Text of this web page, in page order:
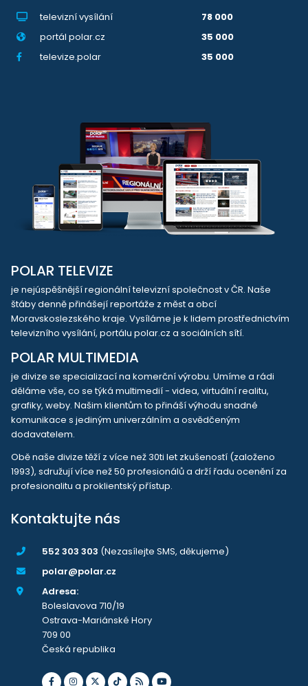
televizní vysílání
78 000
portál polar.cz
35 000
televize.polar
35 000
POLAR TELEVIZE
je nejúspěšnější regionální televizní společnost v ČR. Naše
štáby denně přinášejí reportáže z měst a obcí
Moravskoslezského kraje. Vysíláme je k lidem prostřednictvím
televizního vysílání, portálu polar.cz a sociálních sítí.
POLAR MULTIMEDIA
je divize se specializací na komerční výrobu. Umíme a rádi
děláme vše, co se týká multimedií - videa, virtuální realitu,
grafiky, weby. Našim klientům to přináší výhodu snadné
komunikace s jediným univerzálním a osvědčeným
dodavatelem.
Obě naše divize těží z více než 30ti let zkušeností (založeno
1993), sdružují více než 50 profesionálů a drží řadu ocenění za
profesionalitu a proklientský přístup.
Kontaktujte nás
552 303 303 (Nezasílejte SMS, děkujeme)
polar@polar.cz
Adresa:
Boleslavova 710/19
Ostrava-Mariánské Hory
709 00
Česká republika